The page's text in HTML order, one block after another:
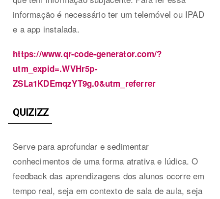
informação é necessário ter um telemóvel ou IPAD
e a app instalada.
https://www.qr-code-generator.com/?
utm_expid=.WVHr5p-
ZSLa1KDEmqzYT9g.0&utm_referrer
QUIZIZZ
Serve para aprofundar e sedimentar
conhecimentos de uma forma atrativa e lúdica. O
feedback das aprendizagens dos alunos ocorre em
tempo real, seja em contexto de sala de aula, seja